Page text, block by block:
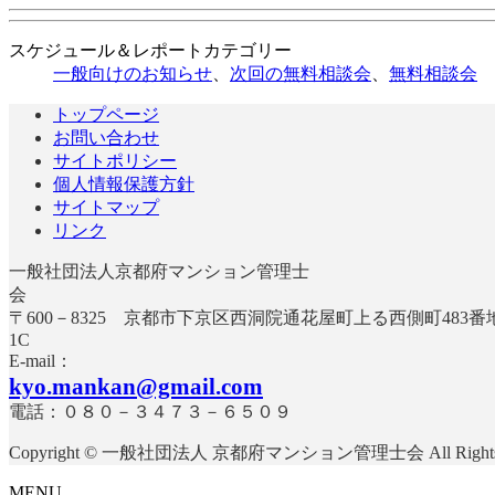
スケジュール＆レポートカテゴリー
一般向けのお知らせ
次回の無料相談会 無料相談会
トップページ
お問い合わせ
サイトポリシー
個人情報保護方針
サイトマップ
リンク
一般社団法人京都府マンション管理士
〒600－8325 京都市下京区西洞院通花屋町上る西側町483番
E-mail：
kyo.mankan@gmail.com
電話：０８０－３４７３－６５０９
Copyright © 一般社団法人 京都府マンション管理士会 All